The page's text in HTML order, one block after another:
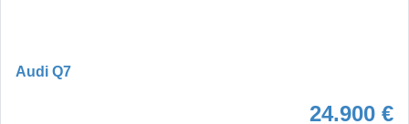
Audi Q7
24.900 €